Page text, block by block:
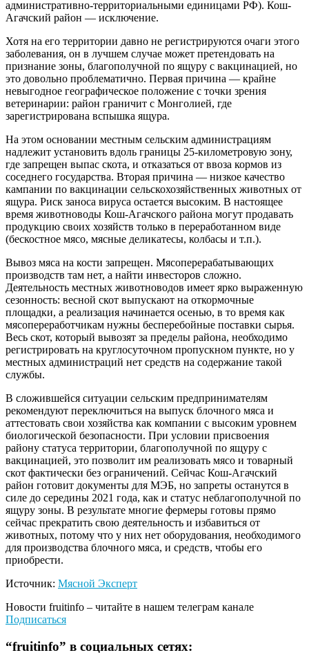
административно-территориальными единицами РФ). Кош-
Агачский район — исключение.
Хотя на его территории давно не регистрируются очаги этого
заболевания, он в лучшем случае может претендовать на
признание зоны, благополучной по ящуру с вакцинацией, но
это довольно проблематично. Первая причина — крайне
невыгодное географическое положение с точки зрения
ветеринарии: район граничит с Монголией, где
зарегистрирована вспышка ящура.
На этом основании местным сельским администрациям
надлежит установить вдоль границы 25-километровую зону,
где запрещен выпас скота, и отказаться от ввоза кормов из
соседнего государства. Вторая причина — низкое качество
кампании по вакцинации сельскохозяйственных животных от
ящура. Риск заноса вируса остается высоким. В настоящее
время животноводы Кош-Агачского района могут продавать
продукцию своих хозяйств только в переработанном виде
(бескостное мясо, мясные деликатесы, колбасы и т.п.).
Вывоз мяса на кости запрещен. Мясоперерабатывающих
производств там нет, а найти инвесторов сложно.
Деятельность местных животноводов имеет ярко выраженную
сезонность: весной скот выпускают на откормочные
площадки, а реализация начинается осенью, в то время как
мясопереработчикам нужны бесперебойные поставки сырья.
Весь скот, который вывозят за пределы района, необходимо
регистрировать на круглосуточном пропускном пункте, но у
местных администраций нет средств на содержание такой
службы.
В сложившейся ситуации сельским предпринимателям
рекомендуют переключиться на выпуск блочного мяса и
аттестовать свои хозяйства как компании с высоким уровнем
биологической безопасности. При условии присвоения
району статуса территории, благополучной по ящуру с
вакцинацией, это позволит им реализовать мясо и товарный
скот фактически без ограничений. Сейчас Кош-Агачский
район готовит документы для МЭБ, но запреты останутся в
силе до середины 2021 года, как и статус неблагополучной по
ящуру зоны. В результате многие фермеры готовы прямо
сейчас прекратить свою деятельность и избавиться от
животных, потому что у них нет оборудования, необходимого
для производства блочного мяса, и средств, чтобы его
приобрести.
Источник: Мясной Эксперт
Новости fruitinfo – читайте в нашем телеграм канале
Подписаться
“fruitinfo” в социальных сетях: